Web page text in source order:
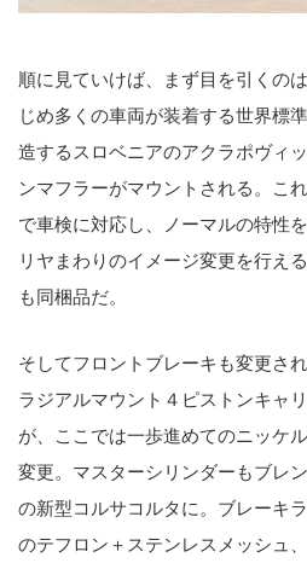
順に見ていけば、まず目を引くの
じめ多くの車両が装着する世界標
造するスロベニアのアクラポヴィ
ンマフラーがマウントされる。こ
で車検に対応し、ノーマルの特性
リヤまわりのイメージ変更を行え
も同梱品だ。
そしてフロントブレーキも変更さ
ラジアルマウント４ピストンキャ
が、ここでは一歩進めてのニッケ
変更。マスターシリンダーもブレ
の新型コルサコルタに。ブレーキ
のテフロン＋ステンレスメッシュ